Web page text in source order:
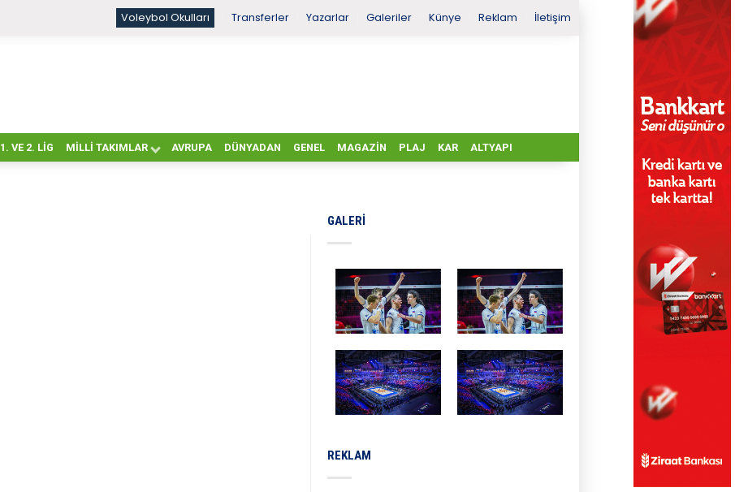
Voleybol Okulları Transferler Yazarlar Galeriler Künye Reklam İletişim
1. VE 2. LIG MILLI TAKIMLAR AVRUPA DÜNYADAN GENEL MAGAZIN PLAJ KAR ALTYAPI
GALERI
REKLAM